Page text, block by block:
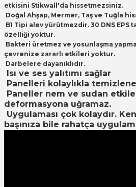
etkisini Stikwall'da hissetmezsiniz.
Doğal Ahşap, Mermer, Taş ve Tuğla
B1 Tipi alev yürütmezdir. 30 DNS EPS
özelliği yoktur.
Bakteri üretmez ve yosunlaşma
çevrenize zararlı etkileri yoktur.
Darbelere dayanıklıdır.
Isı ve ses yalıtımı sağlar
Panelleri kolaylıkla
Paneller nem ve sudan
deformasyona uğramaz.
Uygulaması çok kolaydır.
başınıza bile rahatça